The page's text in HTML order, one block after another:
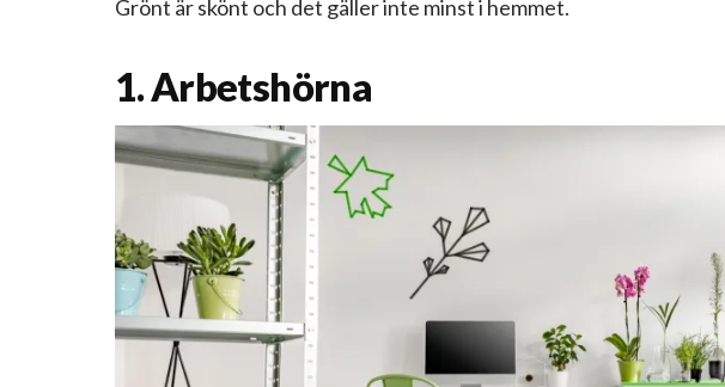
Grönt är skönt och det gäller inte minst i hemmet.
1. Arbetshörna